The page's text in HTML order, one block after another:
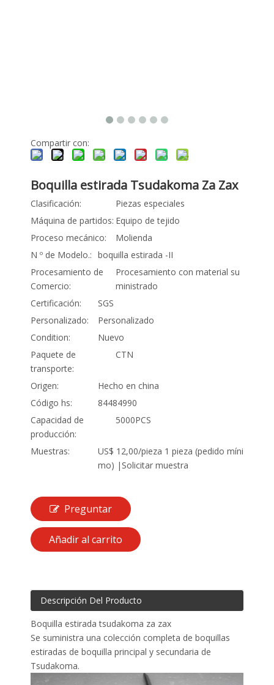
Compartir con:
Boquilla estirada Tsudakoma Za Zax
Clasificación:
Piezas especiales
Máquina de partidos: Equipo de tejido
Proceso mecánico:
Molienda
N º de Modelo.: boquilla estirada -II
Procesamiento de
Comercio:
Procesamiento con material su
ministrado
Certificación:
SGS
Personalizado:
Personalizado
Condition:
Nuevo
Paquete de
transporte:
CTN
Origen:
Hecho en china
Código hs:
84484990
Capacidad de
producción:
5000PCS
Muestras:
US$ 12,00/pieza 1 pieza (pedido míni
mo) |Solicitar muestra
Preguntar
Añadir al carrito
Descripción Del Producto
Boquilla estirada tsudakoma za zax
Se suministra una colección completa de boquillas
estiradas de boquilla principal y secundaria de
Tsudakoma.